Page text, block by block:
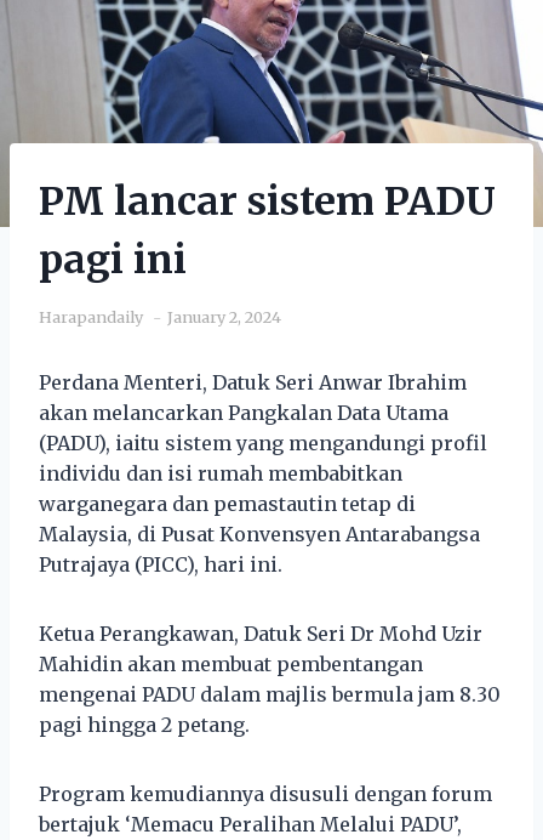
PM lancar sistem PADU
pagi ini
Harapandaily January 2, 2024
Perdana Menteri, Datuk Seri Anwar Ibrahim
akan melancarkan Pangkalan Data Utama
(PADU), iaitu sistem yang mengandungi profil
individu dan isi rumah membabitkan
warganegara dan pemastautin tetap di
Malaysia, di Pusat Konvensyen Antarabangsa
Putrajaya (PICC), hari ini.
Ketua Perangkawan, Datuk Seri Dr Mohd Uzir
Mahidin akan membuat pembentangan
mengenai PADU dalam majlis bermula jam 8.30
pagi hingga 2 petang.
Program kemudiannya disusuli dengan forum
bertajuk ‘Memacu Peralihan Melalui PADU’,